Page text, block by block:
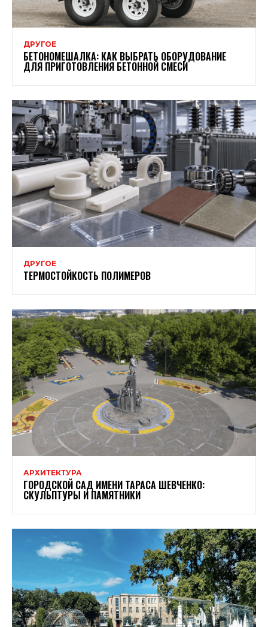
ДРУГОЕ
БЕТОНОМЕШАЛКА: КАК ВЫБРАТЬ ОБОРУДОВАНИЕ
ДЛЯ ПРИГОТОВЛЕНИЯ БЕТОННОЙ СМЕСИ
ДРУГОЕ
ТЕРМОСТОЙКОСТЬ ПОЛИМЕРОВ
АРХИТЕКТУРА
ГОРОДСКОЙ САД ИМЕНИ ТАРАСА ШЕВЧЕНКО:
СКУЛЬПТУРЫ И ПАМЯТНИКИ